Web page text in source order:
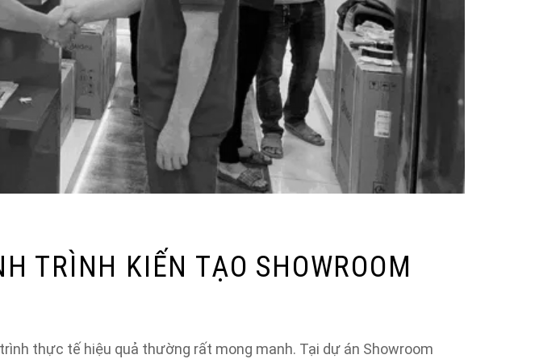
TRÌNH KIẾN TẠO SHOWROOM
thực tế hiệu quả thường rất mong manh. Tại dự án Showroom